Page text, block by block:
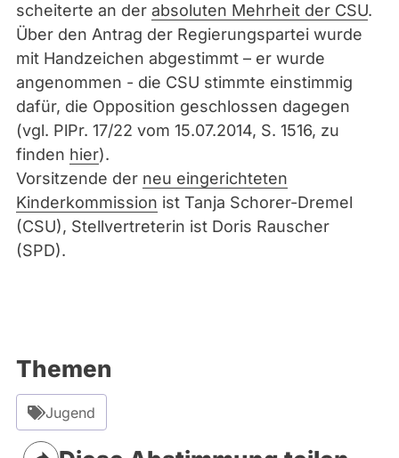
scheiterte an der absoluten Mehrheit der CSU.
Über den Antrag der Regierungspartei wurde
mit Handzeichen abgestimmt – er wurde
angenommen - die CSU stimmte einstimmig
dafür, die Opposition geschlossen dagegen
(vgl. PlPr. 17/22 vom 15.07.2014, S. 1516, zu
finden hier).
Vorsitzende der neu eingerichteten
Kinderkommission ist Tanja Schorer-Dremel
(CSU), Stellvertreterin ist Doris Rauscher
(SPD).
Themen
Jugend